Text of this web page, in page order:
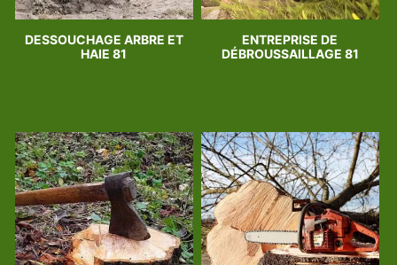
DESSOUCHAGE ARBRE ET
HAIE 81
ENTREPRISE DE
DÉBROUSSAILLAGE 81